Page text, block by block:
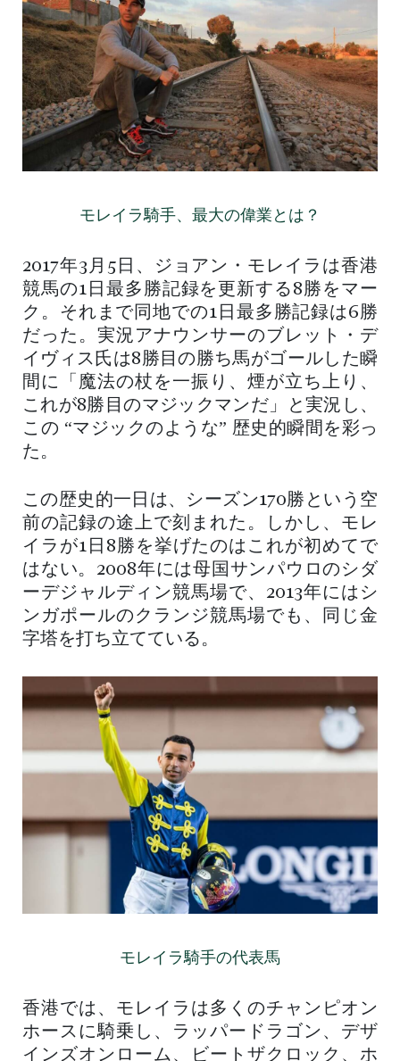
モレイラ騎手、最大の偉業とは？
2017年3月5日、ジョアン・モレイラは香港
競馬の1日最多勝記録を更新する8勝をマー
ク。それまで同地での1日最多勝記録は6勝
だった。実況アナウンサーのブレット・デ
イヴィス氏は8勝目の勝ち馬がゴールした瞬
間に「魔法の杖を一振り、煙が立ち上り、
これが8勝目のマジックマンだ」と実況し、
この “マジックのような” 歴史的瞬間を彩っ
た。
この歴史的一日は、シーズン170勝という空
前の記録の途上で刻まれた。しかし、モレ
イラが1日8勝を挙げたのはこれが初めてで
はない。2008年には母国サンパウロのシダ
ーデジャルディン競馬場で、2013年にはシ
ンガポールのクランジ競馬場でも、同じ金
字塔を打ち立てている。
モレイラ騎手の代表馬
香港では、モレイラは多くのチャンピオン
ホースに騎乗し、ラッパードラゴン、デザ
インズオンローム、ビートザクロック、ホ